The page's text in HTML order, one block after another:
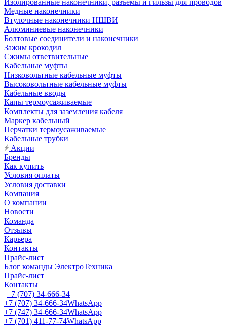
Изолированные наконечники, разъемы и гильзы для проводов
Медные наконечники
Втулочные наконечники НШВИ
Алюминиевые наконечники
Болтовые соединители и наконечники
Зажим крокодил
Сжимы ответвительные
Кабельные муфты
Низковольтные кабельные муфты
Высоковольтные кабельные муфты
Кабельные вводы
Капы термоусаживаемые
Комплекты для заземления кабеля
Маркер кабельный
Перчатки термоусаживаемые
Кабельные трубки
Акции
Бренды
Как купить
Условия оплаты
Условия доставки
Компания
О компании
Новости
Команда
Отзывы
Карьера
Контакты
Прайс-лист
Блог команды ЭлектроТехника
Прайс-лист
Контакты
+7 (707) 34-666-34
+7 (707) 34-666-34WhatsApp
+7 (747) 34-666-34WhatsApp
+7 (701) 411-77-74WhatsApp